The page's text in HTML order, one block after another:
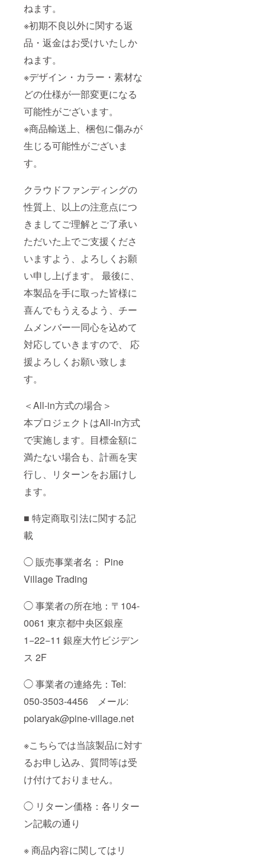
ねます。
※初期不良以外に関する返
品・返金はお受けいたしか
ねます。
※デザイン・カラー・素材な
どの仕様が一部変更になる
可能性がございます。
※商品輸送上、梱包に傷みが
生じる可能性がございま
す。
クラウドファンディングの
性質上、以上の注意点につ
きましてご理解とご了承い
ただいた上でご支援くださ
いますよう、よろしくお願
い申し上げます。 最後に、
本製品を手に取った皆様に
喜んでもうえるよう、チー
ムメンバー一同心を込めて
対応していきますので、 応
援よろしくお願い致しま
す。
＜All-in方式の場合＞
本プロジェクトはAll-in方式
で実施します。目標金額に
満たない場合も、計画を実
行し、リターンをお届けし
ます。
■ 特定商取引法に関する記
載
◯ 販売事業者名： Pine
Village Trading
◯ 事業者の所在地：〒104-
0061 東京都中央区銀座
1−22−11 銀座大竹ビジデン
ス 2F
◯ 事業者の連絡先：Tel:
050-3503-4456 メール:
polaryak@pine-village.net
※こちらでは当該製品に対す
るお申し込み、質問等は受
け付けておりません。
◯ リターン価格：各リター
ン記載の通り
※ 商品内容に関してはリ